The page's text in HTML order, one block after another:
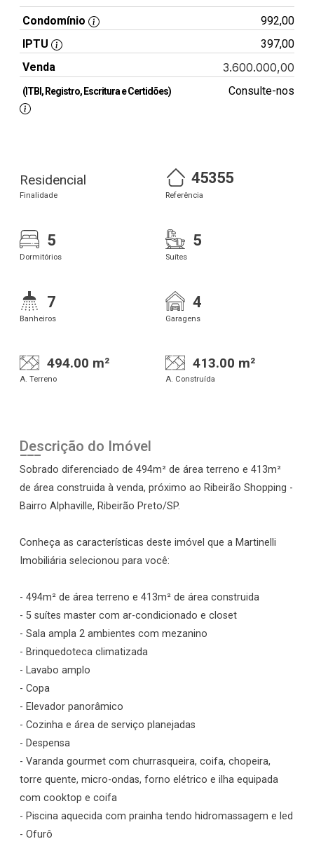
Condomínio
992,00
IPTU
397,00
Venda
3.600.000,00
(ITBI, Registro, Escritura e Certidões) Consulte-nos
Residencial
Finalidade
45355
Referência
5
Dormitórios
5
Suítes
7
Banheiros
4
Garagens
494.00 m²
A. Terreno
413.00 m²
A. Construída
Descrição do Imóvel
Sobrado diferenciado de 494m² de área terreno e 413m²
de área construida à venda, próximo ao Ribeirão Shopping -
Bairro Alphaville, Ribeirão Preto/SP.
Conheça as características deste imóvel que a Martinelli
Imobiliária selecionou para você:
- 494m² de área terreno e 413m² de área construida
- 5 suítes master com ar-condicionado e closet
- Sala ampla 2 ambientes com mezanino
- Brinquedoteca climatizada
- Lavabo amplo
- Copa
- Elevador panorâmico
- Cozinha e área de serviço planejadas
- Despensa
- Varanda gourmet com churrasqueira, coifa, chopeira,
torre quente, micro-ondas, forno elétrico e ilha equipada
com cooktop e coifa
- Piscina aquecida com prainha tendo hidromassagem e led
- Ofurô